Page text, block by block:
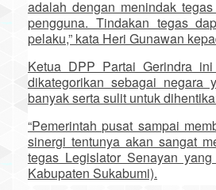
adalah dengan menindak
pengguna. Tindakan tegas
pelaku,” kata Heri Gunawan
Ketua DPP Partai Gerindra
dikategorikan sebagai negara
banyak serta sulit untuk
“Pemerintah pusat sampai
sinergi tentunya akan sangat
tegas Legislator Senayan
Kabupaten Sukabumi).